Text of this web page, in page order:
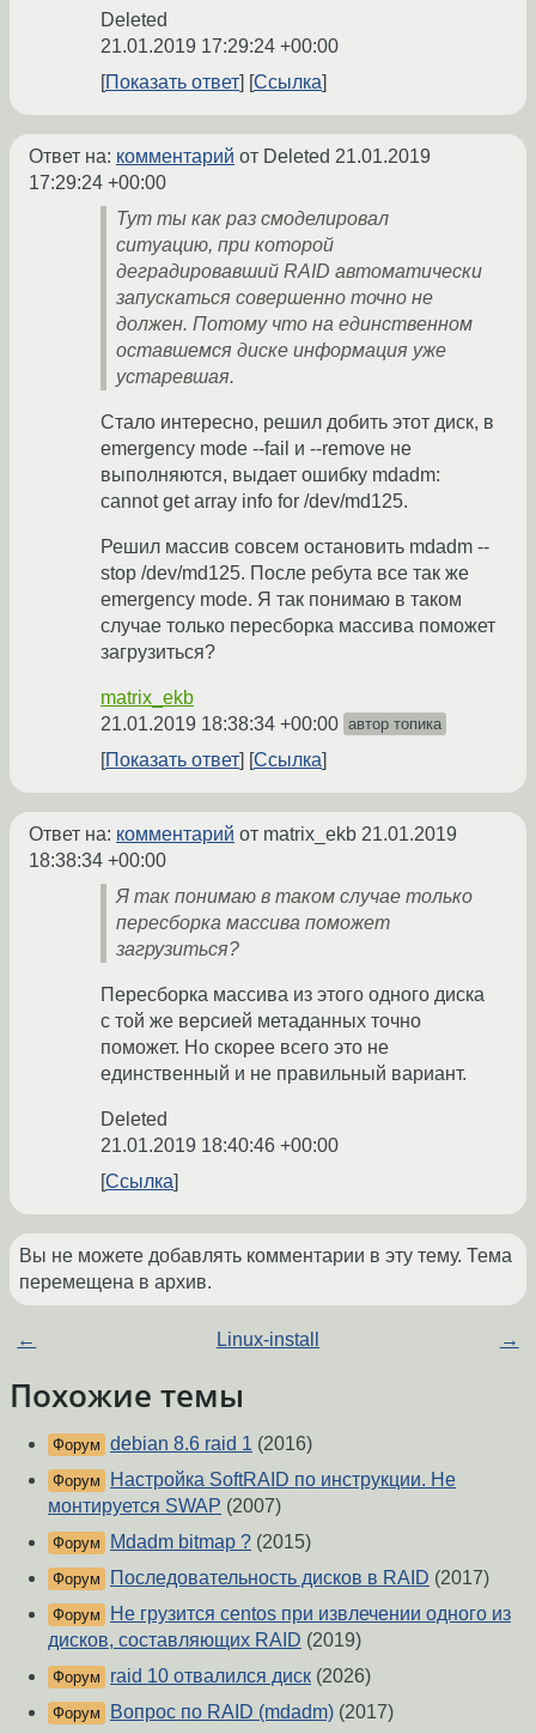
Deleted
21.01.2019 17:29:24 +00:00
Показать ответ
Ссылка
Ответ на: комментарий от Deleted 21.01.2019
17:29:24 +00:00
Тут ты как раз смоделировал
ситуацию, при которой
деградировавший RAID автоматически
запускаться совершенно точно не
должен. Потому что на единственном
оставшемся диске информация уже
устаревшая.
Стало интересно, решил добить этот диск, в
emergency mode --fail и --remove не
выполняются, выдает ошибку mdadm:
cannot get array info for /dev/md125.
Решил массив совсем остановить mdadm --
stop /dev/md125. После ребута все так же
emergency mode. Я так понимаю в таком
случае только пересборка массива поможет
загрузиться?
matrix_ekb
21.01.2019 18:38:34 +00:00 автор топика
Показать ответ Ссылка
Ответ на: комментарий от matrix_ekb 21.01.2019
18:38:34 +00:00
Я так понимаю в таком случае только
пересборка массива поможет
загрузиться?
Пересборка массива из этого одного диска
с той же версией метаданных точно
поможет. Но скорее всего это не
единственный и не правильный вариант.
Deleted
21.01.2019 18:40:46 +00:00
Ссылка
Вы не можете добавлять комментарии в эту тему. Тема
перемещена в архив.
← Linux-install →
Похожие темы
Форум debian 8.6 raid 1 (2016)
Форум
Настройка SoftRAID по инструкции. Не
монтируется SWAP (2007)
Форум Mdadm bitmap ? (2015)
Форум Последовательность дисков в RAID (2017)
Форум
Не грузится centos при извлечении одного из
дисков, составляющих RAID (2019)
Форум raid 10 отвалился диск (2026)
Форум Вопрос по RAID (mdadm) (2017)